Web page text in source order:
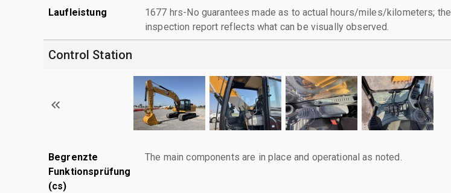
Laufleistung
1677 hrs-No guarantees made as to actual hours/miles/kilometers; the
inspection report reflects what can be visually observed.
Control Station
Begrenzte
Funktionsprüfung
(cs)
The main components are in place and operational as noted.